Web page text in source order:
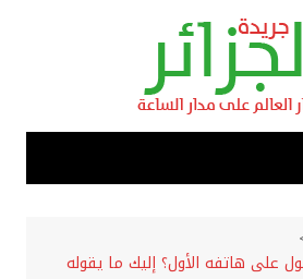
على هاتفه الأول؟ إليك ما يقوله